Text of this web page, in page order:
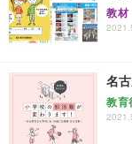
教材
名
教育